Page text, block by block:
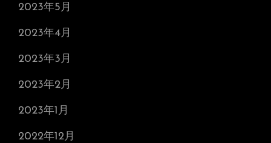
2023年5月
2023年4月
2023年3月
2023年2月
2023年1月
2022年12月